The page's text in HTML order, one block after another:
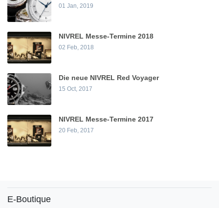
01 Jan, 2019
NIVREL Messe-Termine 2018
02 Feb, 2018
Die neue NIVREL Red Voyager
15 Oct, 2017
NIVREL Messe-Termine 2017
20 Feb, 2017
E-Boutique